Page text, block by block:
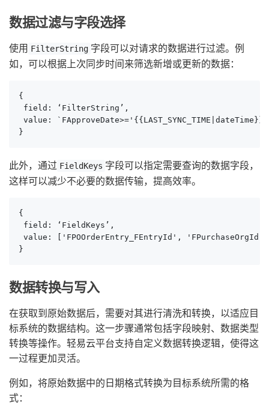
数据过滤与字段选择
使用 FilterString 字段可以对请求的数据进行过滤。例
如，可以根据上次同步时间来筛选新增或更新的数据：
{
field: ‘FilterString’,
value:
}
此外，通过 FieldKeys 字段可以指定需要查询的数据字段，
这样可以减少不必要的数据传输，提高效率。
{
field: ‘FieldKeys’,
value: ['FPOOrderEntry_FEntryId',
}
数据转换与写入
在获取到原始数据后，需要对其进行清洗和转换，以适应目
标系统的数据结构。这一步骤通常包括字段映射、数据类型
转换等操作。轻易云平台支持自定义数据转换逻辑，使得这
一过程更加灵活。
例如，将原始数据中的日期格式转换为目标系统所需的格
式：